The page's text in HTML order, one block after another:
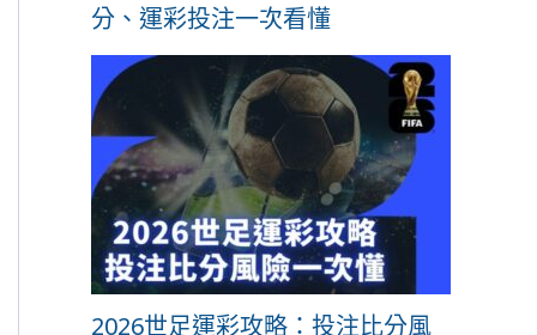
分、運彩投注一次看懂
2026世足運彩攻略：投注比分風